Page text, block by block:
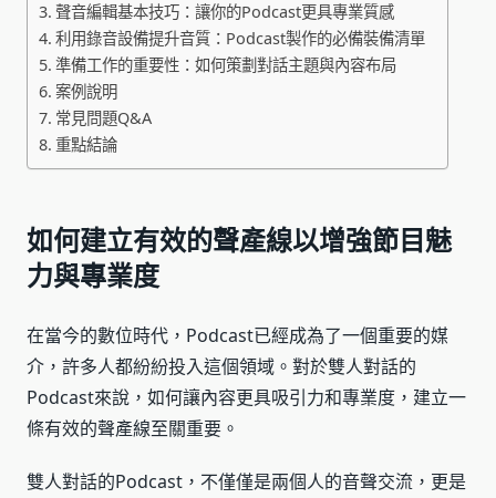
聲音編輯基本技巧：讓你的Podcast更具專業質感
利用錄音設備提升音質：Podcast製作的必備裝備清單
準備工作的重要性：如何策劃對話主題與內容布局
案例說明
常見問題Q&A
重點結論
如何建立有效的聲產線以增強節目魅
力與專業度
在當今的數位時代，Podcast已經成為了一個重要的媒
介，許多人都紛紛投入這個領域。對於雙人對話的
Podcast來說，如何讓內容更具吸引力和專業度，建立一
條有效的聲產線至關重要。
雙人對話的Podcast，不僅僅是兩個人的音聲交流，更是